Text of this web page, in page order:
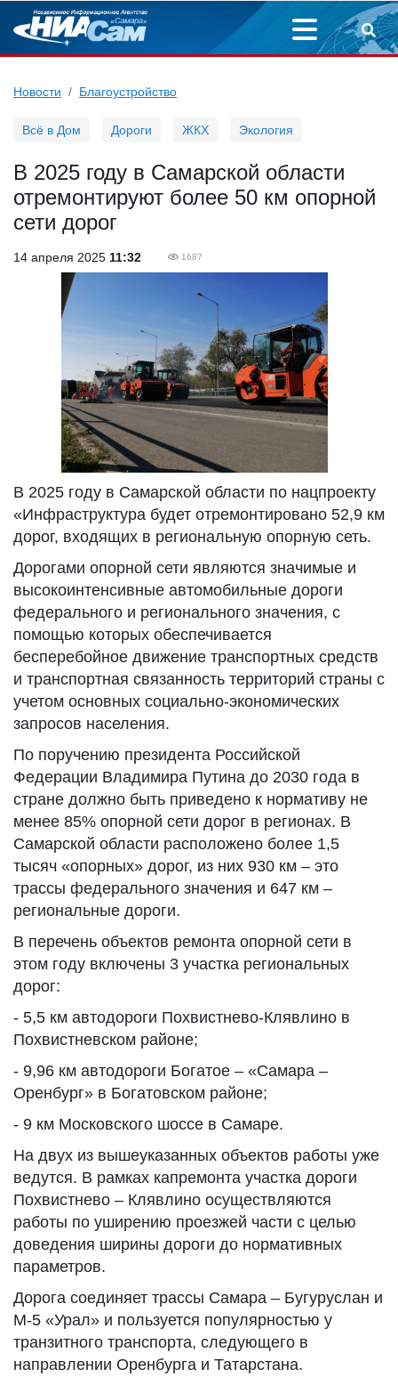
Новости Благоустройство
Всё в Дом Дороги ЖКХ Экология
В 2025 году в Самарской области
отремонтируют более 50 км опорной
сети дорог
14 апреля 2025 11:32 1687
В 2025 году в Самарской области по нацпроекту
«Инфраструктура будет отремонтировано 52,9 км
дорог, входящих в региональную опорную сеть.
Дорогами опорной сети являются значимые и
высокоинтенсивные автомобильные дороги
федерального и регионального значения, с
помощью которых обеспечивается
бесперебойное движение транспортных средств
и транспортная связанность территорий страны с
учетом основных социально-экономических
запросов населения.
По поручению президента Российской
Федерации Владимира Путина до 2030 года в
стране должно быть приведено к нормативу не
менее 85% опорной сети дорог в регионах. В
Самарской области расположено более 1,5
тысяч «опорных» дорог, из них 930 км – это
трассы федерального значения и 647 км –
региональные дороги.
В перечень объектов ремонта опорной сети в
этом году включены 3 участка региональных
дорог:
- 5,5 км автодороги Похвистнево-Клявлино в
Похвистневском районе;
- 9,96 км автодороги Богатое – «Самара –
Оренбург» в Богатовском районе;
- 9 км Московского шоссе в Самаре.
На двух из вышеуказанных объектов работы уже
ведутся. В рамках капремонта участка дороги
Похвистнево – Клявлино осуществляются
работы по уширению проезжей части с целью
доведения ширины дороги до нормативных
параметров.
Дорога соединяет трассы Самара – Бугуруслан и
М-5 «Урал» и пользуется популярностью у
транзитного транспорта, следующего в
направлении Оренбурга и Татарстана.